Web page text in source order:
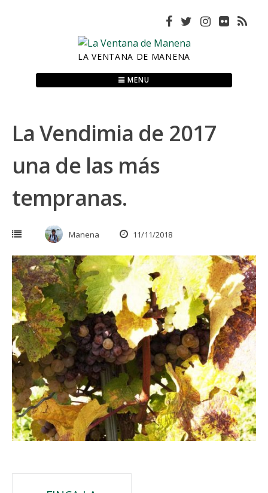
LA VENTANA DE MANENA
MENU
La Vendimia de 2017
una de las más
tempranas.
Manena 11/11/2018
Navegación